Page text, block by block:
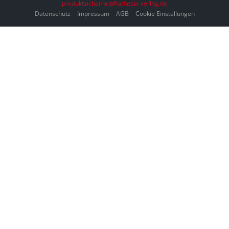
produktsicherheit@athesia-verlag.de
Datenschutz
Impressum AGB Cookie Einstellungen